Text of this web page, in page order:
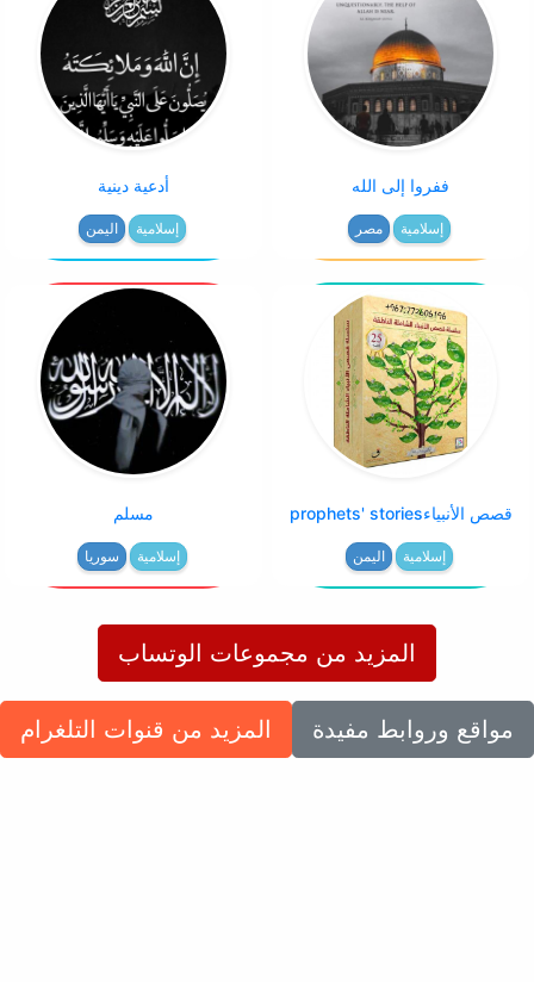
أدعية دينية
اليمن إسلامية
ففروا إلى الله
مصر إسلامية
مسلم
سوريا إسلامية
قصص الأنبياءprophets' stories
اليمن إسلامية
المزيد من مجموعات الوتساب
المزيد من قنوات التلغرام مواقع وروابط مفيدة